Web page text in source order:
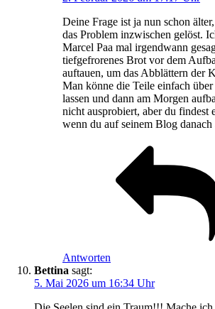
Deine Frage ist ja nun schon
das Problem inzwischen gelöst.
Marcel Paa mal irgendwann
tiefgefrorenes Brot vor dem
auftauen, um das Abblättern der
Man könne die Teile einfach
lassen und dann am Morgen
nicht ausprobiert, aber du findest
wenn du auf seinem Blog danach
Antworten
Bettina sagt:
5. Mai 2026 um 16:34 Uhr